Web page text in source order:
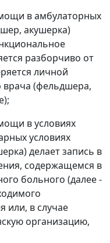
в амбулаторных
акушерка)
разборчиво от
личной
(фельдшера,
в условиях
условиях
делает запись в
содержащемся в
больного (далее -
или, в случае
организацию,